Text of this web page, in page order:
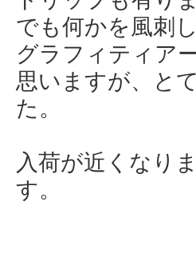
でも何かを風刺
グラフィティア
思いますが、と
た。
入荷が近くなり
す。